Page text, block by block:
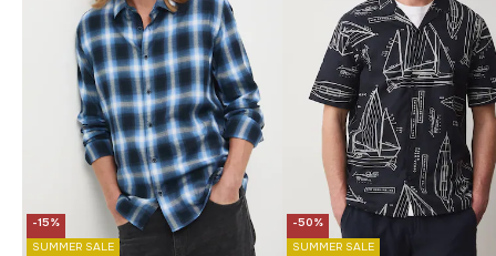
-15%
SUMMER SALE
-50%
SUMMER SALE